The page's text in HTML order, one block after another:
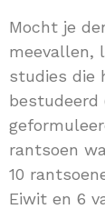
Mocht je
meevallen,
studies die
bestudeerd
rantsoen
10
Eiwit en 6